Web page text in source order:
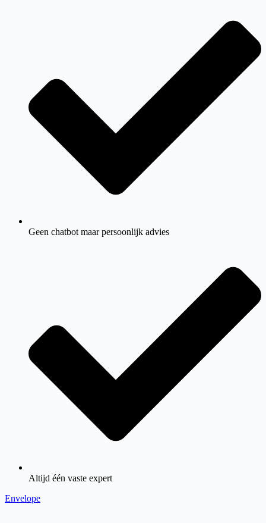
Geen chatbot maar persoonlijk advies
Altijd één vaste expert
Envelope